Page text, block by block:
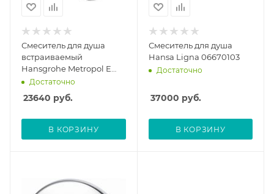
Смеситель для душа
встраиваемый
Hansgrohe Metropol E
14675000, внешняя
Достаточно
23640 руб.
В КОРЗИНУ
Смеситель для душа
Hansa Ligna 06670103
Достаточно
37000 руб.
В КОРЗИНУ